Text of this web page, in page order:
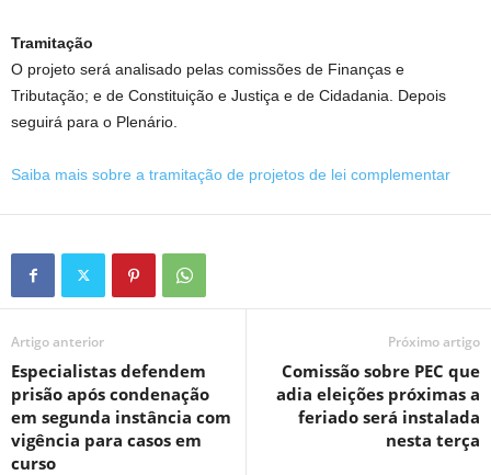
Tramitação
O projeto será analisado pelas comissões de Finanças e
Tributação; e de Constituição e Justiça e de Cidadania. Depois
seguirá para o Plenário.
Saiba mais sobre a tramitação de projetos de lei complementar
Artigo anterior
Especialistas defendem
prisão após condenação
em segunda instância com
vigência para casos em
curso
Próximo artigo
Comissão sobre PEC que
adia eleições próximas a
feriado será instalada
nesta terça